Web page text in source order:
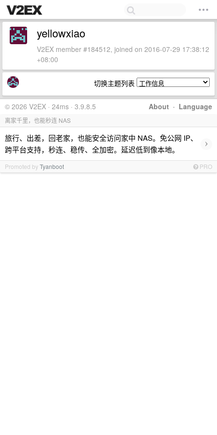
yellowxiao
V2EX member #184512, joined on 2016-07-29 17:38:12
+08:00
切换主题列表
About · Language
© 2026 V2EX · 24ms · 3.9.8.5
离家千里，也能秒连 NAS
旅行、出差，回老家，也能安全访问家中 NAS。免公网 IP、
跨平台支持，秒连、稳传、全加密。延迟低到像本地。
›
Promoted byTyanboot PRO